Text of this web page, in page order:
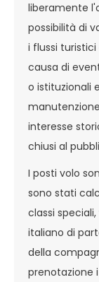
liberamente
possibilità di
i flussi
causa di
o istituzionali
interesse
chiusi al
I posti volo
sono stati
classi
italiano di
della
prenotazione